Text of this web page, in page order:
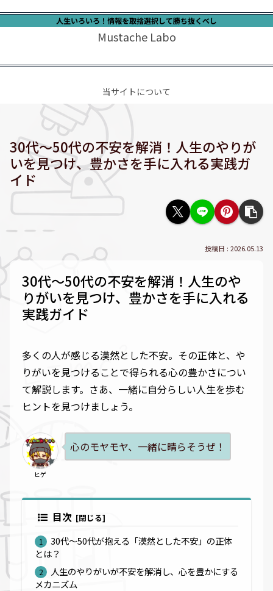
人生いろいろ！情報を取捨選択して勝ち抜くべし
Mustache Labo
当サイトについて
30代〜50代の不安を解消！人生のやりが
いを見つけ、豊かさを手に入れる実践ガ
イド
2026.05.13
30代〜50代の不安を解消！人生のや
りがいを見つけ、豊かさを手に入れる
実践ガイド
多くの人が感じる漠然とした不安。その正体と、や
りがいを見つけることで得られる心の豊かさについ
て解説します。さあ、一緒に自分らしい人生を歩む
ヒントを見つけましょう。
ヒゲ
心のモヤモヤ、一緒に晴らそうぜ！
目次
30代〜50代が抱える「漠然とした不安」の正体
とは？
人生のやりがいが不安を解消し、心を豊かにする
メカニズム